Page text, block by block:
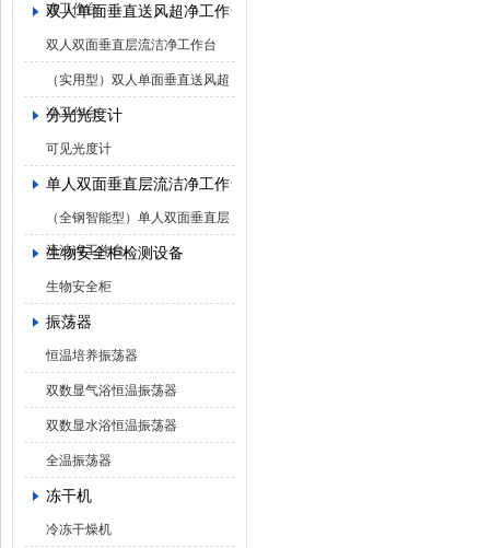
净工作台
双人单面垂直送风超净工作台
双人双面垂直层流洁净工作台
（实用型）双人单面垂直送风超
净工作台
分光光度计
可见光度计
单人双面垂直层流洁净工作台
（全钢智能型）单人双面垂直层
流洁净工作台
生物安全柜检测设备
生物安全柜
振荡器
恒温培养振荡器
双数显气浴恒温振荡器
双数显水浴恒温振荡器
全温振荡器
冻干机
冷冻干燥机